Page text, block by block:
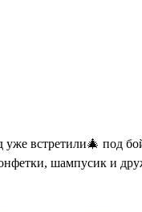
встретили🎄 под
шампусик и